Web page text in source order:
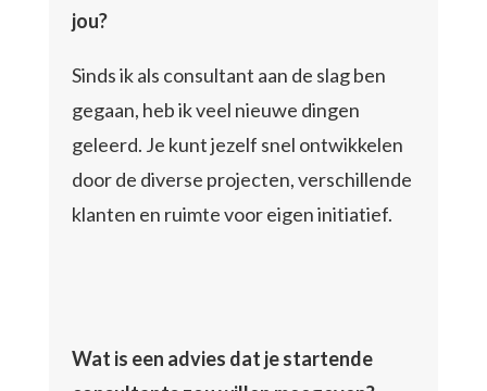
jou?
Sinds ik als consultant aan de slag ben
gegaan, heb ik veel nieuwe dingen
geleerd. Je kunt jezelf snel ontwikkelen
door de diverse projecten, verschillende
klanten en ruimte voor eigen initiatief.
Wat is een advies dat je startende